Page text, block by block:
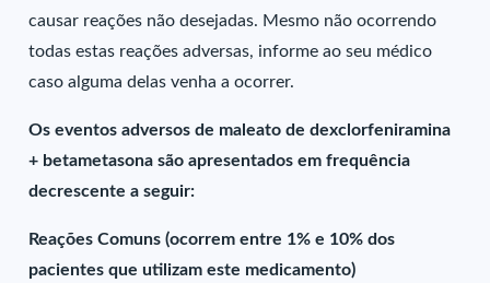
causar reações não desejadas. Mesmo não ocorrendo
todas estas reações adversas, informe ao seu médico
caso alguma delas venha a ocorrer.
Os eventos adversos de maleato de dexclorfeniramina
+ betametasona são apresentados em frequência
decrescente a seguir:
Reações Comuns (ocorrem entre 1% e 10% dos
pacientes que utilizam este medicamento)